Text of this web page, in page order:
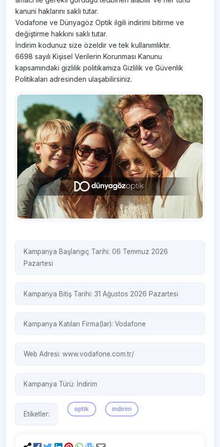
kanuni haklarını saklı tutar.
Vodafone ve Dünyagöz Optik ilgili indirimi bitirme ve
değiştirme hakkını saklı tutar.
İndirim kodunuz size özeldir ve tek kullanımlıktır.
6698 sayılı Kişisel Verilerin Korunması Kanunu
kapsamındaki gizlilik politikamıza Gizlilik ve Güvenlik
Politikaları adresinden ulaşabilirsiniz.
Kampanya Başlangıç Tarihi: 06 Temmuz 2026
Pazartesi
Kampanya Bitiş Tarihi: 31 Ağustos 2026 Pazartesi
Kampanya Katılan Firma(lar):Vodafone
Web Adresi:www.vodafone.com.tr/ ‎
Kampanya Türü: İndirim
Etiketler:
optik indirim